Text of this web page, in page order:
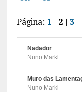
Página: 1 | 2 | 3
Nadador
Nuno Markl
Muro das
Nuno Markl